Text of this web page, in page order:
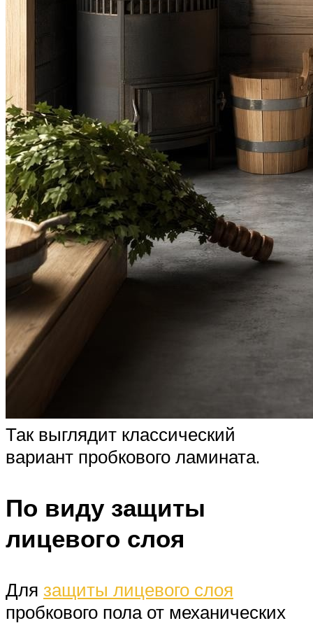
Так выглядит классический
вариант пробкового ламината.
По виду защиты
лицевого слоя
Для защиты лицевого слоя
пробкового пола от механических